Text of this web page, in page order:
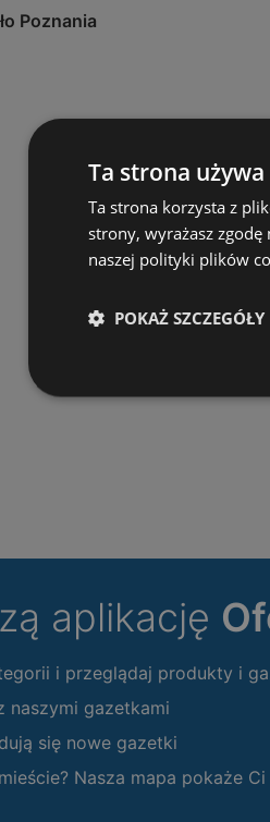
Poznania
aplikację
i przeglądaj produkty i
naszymi gazetkami
się nowe gazetki
Nasza mapa pokaże
Ta strona
Ta strona korzysta z
strony, wyrażasz
naszej polityki plików
POKAŻ SZCZEGÓŁY